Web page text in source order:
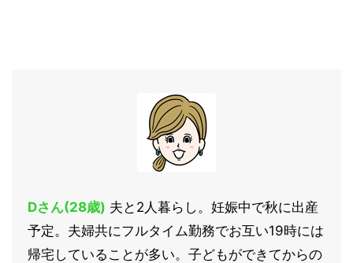
Dさん(28歳) 夫と2人暮らし。妊娠中で秋に出産
予定。夫婦共にフルタイム勤務でお互い19時には
帰宅していることが多い。子どもができてからの